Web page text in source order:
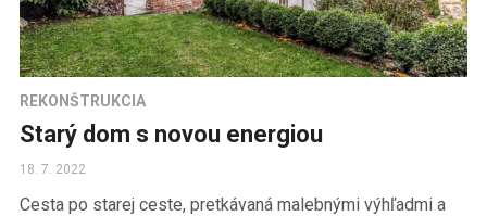
REKONŠTRUKCIA
Starý dom s novou energiou
18. 7. 2022
Cesta po starej ceste, pretkávaná malebnými výhľadmi a